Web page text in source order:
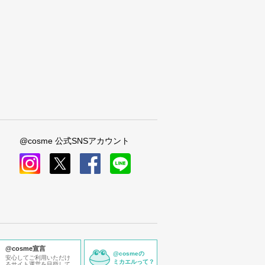
@cosme 公式SNSアカウント
@cosme宣言
安心してご利用いただけ
@cosmeの
ミカエルって？